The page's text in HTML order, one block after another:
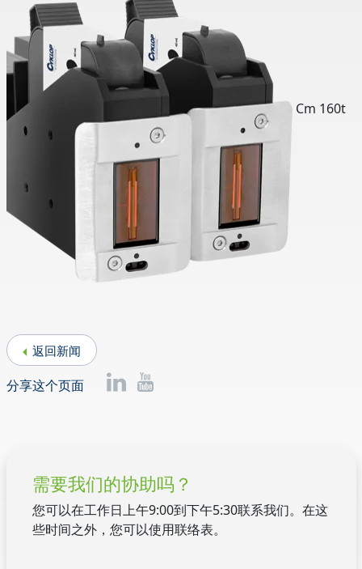
Cm 160t
返回新闻
分享这个页面
需要我们的协助吗？
您可以在工作日上午9:00到下午5:30联系我们。在这
些时间之外，您可以使用联络表。